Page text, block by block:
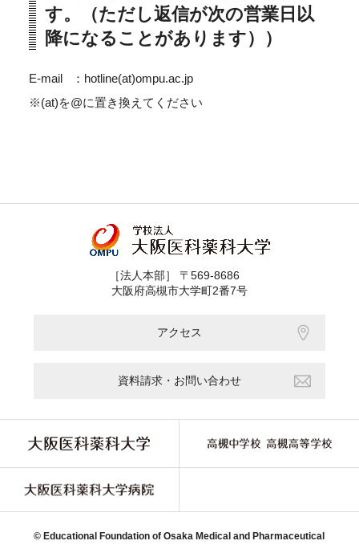
す。（ただし返信が次の営業日以
降になることがあります））
E-mail ：hotline(at)ompu.ac.jp
※(at)を@に置き換えてください
［法人本部］ 〒569-8686
大阪府高槻市大学町2番7号
アクセス
資料請求・お問い合わせ
© Educational Foundation of Osaka Medical and Pharmaceutical